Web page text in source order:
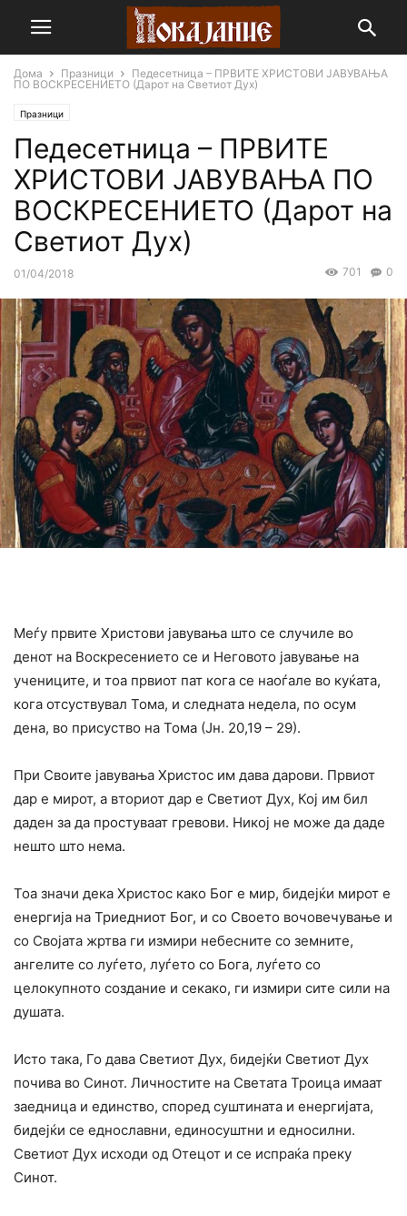
Дома Празници
Педесетница – ПРВИТЕ ХРИСТОВИ ЈАВУВАЊА
ПО ВОСКРЕСЕНИЕТО (Дарот на Светиот Дух)
Празници
Педесетница – ПРВИТЕ
ХРИСТОВИ ЈАВУВАЊА ПО
ВОСКРЕСЕНИЕТО (Дарот на
Светиот Дух)
01/04/2018 0
701
Меѓу првите Христови јавувања што се случиле во
денот на Воскресението се и Неговото јавување на
учениците, и тоа првиот пат кога се наоѓале во куќата,
кога отсуствувал Тома, и следната недела, пo осум
дена, во присуство на Тома (Јн. 20,19 – 29).
При Своите јавувања Христос им дава дарови. Првиот
дар е мирот, а вториот дар е Светиот Дух, Кој им бил
даден за да простуваат гревови. Никој не може да даде
нешто што нема.
Тоа значи дека Христос како Бог е мир, бидејќи мирот е
енергија на Триедниот Бог, и co Своето вочовечување и
co Својата жртва ги измири небесните co земните,
ангелите co луѓето, луѓето co Бога, луѓето co
целокупното создание и секако, ги измири сите сили на
душата.
Исто така, Го дава Светиот Дух, бидејќи Светиот Дух
почива во Синот. Личностите на Светата Троица имаат
заедница и единство, според суштината и енергијата,
бидејќи се еднославни, единосуштни и едносилни.
Светиот Дух исходи од Отецот и се испраќа преку
Синот.